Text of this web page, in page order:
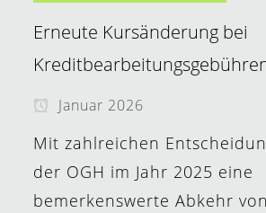
Erneute Kursänderung bei
Januar 2026
Mit zahlreichen
der OGH im Jahr 2025 eine
bemerkenswerte Abkehr